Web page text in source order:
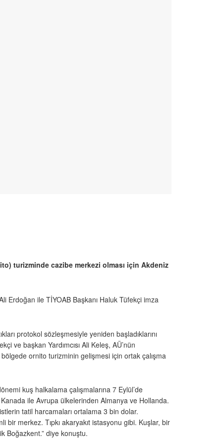
turizminde cazibe merkezi olması için Akdeniz
Erdoğan ile TİYOAB Başkanı Haluk Tüfekçi imza
protokol sözleşmesiyle yeniden başladıklarını
ve başkan Yardımcısı Ali Keleş, AÜ’nün
bölgede ornito turizminin gelişmesi için ortak çalışma
kuş halkalama çalışmalarına 7 Eylül’de
ile Avrupa ülkelerinden Almanya ve Hollanda.
tatil harcamaları ortalama 3 bin dolar.
merkez. Tıpkı akaryakıt istasyonu gibi. Kuşlar, bir
Boğazkent.” diye konuştu.